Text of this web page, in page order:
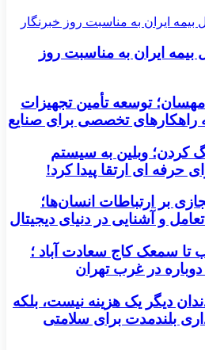
بیمه ایران به مناسبت روز
توسعه تأمین تجهیزات
راهکارهای تخصصی برای صنایع
کردن؛ وبلین به سیستم
حرفه ای ارتقا پیدا کرد!
بر ارتباطات انسان‌ها؛
و آشنایی در دنیای دیجیتال
تا سمعک کاج سعادت آباد ؛
در غرب تهران
دیگر یک هزینه نیست، بلکه
بلندمدت برای سلامتی